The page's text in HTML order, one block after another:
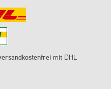
mit DHL